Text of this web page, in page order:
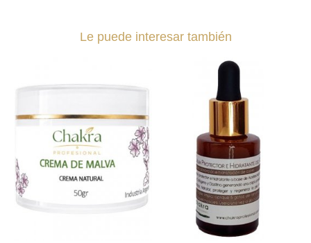
Le puede interesar también